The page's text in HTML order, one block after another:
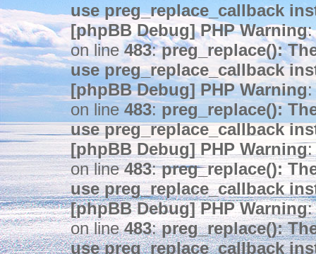
use preg_replace_callback
[phpBB Debug] PHP Warning:
on line483:preg_replace():
use preg_replace_callback
[phpBB Debug] PHP Warning:
on line 483:preg_replace():
use preg_replace_callback
[phpBB Debug] PHP Warning:
on line483:preg_replace():
use preg_replace_callback
[phpBB Debug] PHP Warning:
on line483:preg_replace():
use preg_replace_callback